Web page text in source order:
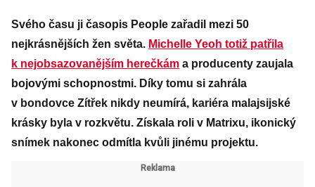
Svého času ji časopis People zařadil mezi 50
nejkrásnějších žen světa. Michelle Yeoh totiž patřila
k nejobsazovanějším herečkám a producenty zaujala
bojovými schopnostmi. Díky tomu si zahrála
v bondovce Zítřek nikdy neumírá, kariéra malajsijské
krásky byla v rozkvětu. Získala roli v Matrixu, ikonický
snímek nakonec odmítla kvůli jinému projektu.